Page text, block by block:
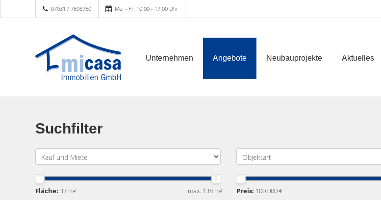
07031 / 7698760 Mo. - Fr. 10.00 - 17.00 Uhr
Unternehmen Angebote Neubauprojekte Aktuelles
Suchfilter
Fläche: 37 m² max. 138 m² Preis: 100.000 €